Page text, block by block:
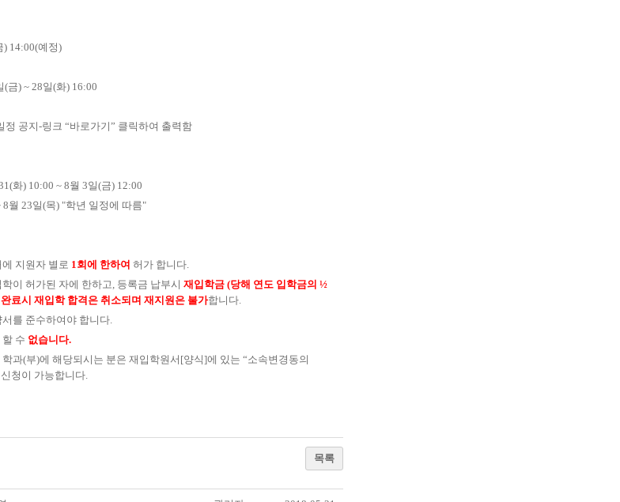
) 14:00(예정)
금) ~ 28일(화) 16:00
공지-링크 “바로가기” 클릭하여 출력함
화) 10:00 ~ 8월 3일(금) 12:00
월 23일(목) "학년 일정에 따름"
지원자 별로 1회에 한하여 허가 합니다.
이 허가된 자에 한하고, 등록금 납부시 재입학금 (당해 연도 입학금의 ½
료시 재입학 합격은 취소되며 재지원은 불가합니다.
를 준수하여야 합니다.
할 수 없습니다.
과(부)에 해당되시는 분은 재입학원서[양식]에 있는 “소속변경동의
청이 가능합니다.
목록